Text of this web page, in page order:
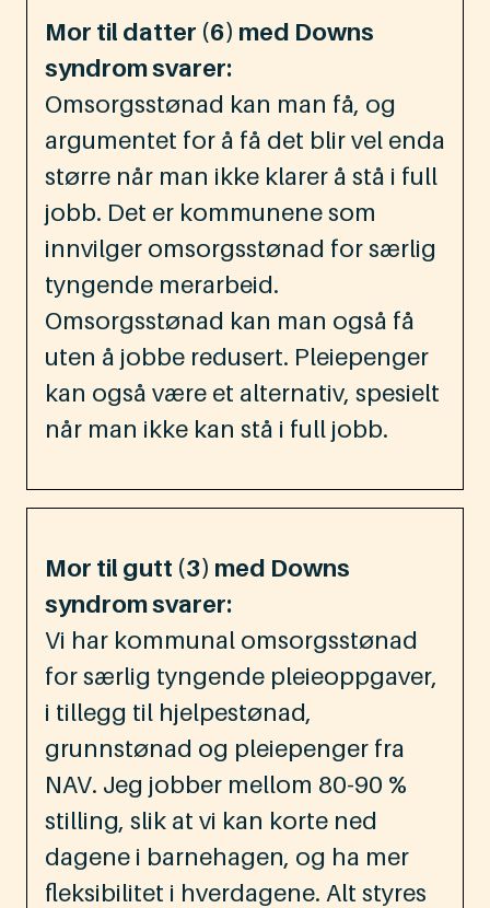
Mor til datter (6) med Downs
syndrom svarer:
Omsorgsstønad kan man få, og
argumentet for å få det blir vel enda
større når man ikke klarer å stå i full
jobb. Det er kommunene som
innvilger omsorgsstønad for særlig
tyngende merarbeid.
Omsorgsstønad kan man også få
uten å jobbe redusert. Pleiepenger
kan også være et alternativ, spesielt
når man ikke kan stå i full jobb.
Mor til gutt (3) med Downs
syndrom svarer:
Vi har kommunal omsorgsstønad
for særlig tyngende pleieoppgaver,
i tillegg til hjelpestønad,
grunnstønad og pleiepenger fra
NAV. Jeg jobber mellom 80-90 %
stilling, slik at vi kan korte ned
dagene i barnehagen, og ha mer
fleksibilitet i hverdagene. Alt styres